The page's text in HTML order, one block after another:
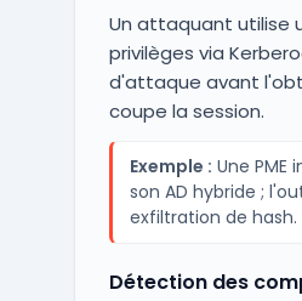
Un attaquant utilise
privilèges via
d'attaque avant
coupe la session.
Exemple : Une PME
son AD hybride ;
exfiltration de hash.
Détection des